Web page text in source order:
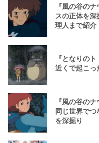
『風の谷の
スの正体を
理人まで紹介
『となりの
近くで起こ
『風の谷の
同じ世界で
を深掘り